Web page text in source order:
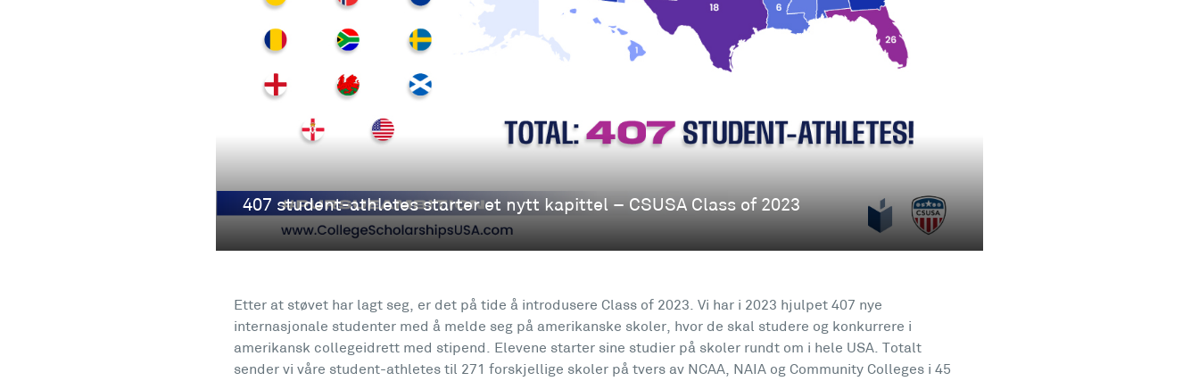
Etter at støvet har lagt seg, er det på tide å introdusere Class of 2023. Vi har i 2023 hjulpet 407 nye
internasjonale studenter med å melde seg på amerikanske skoler, hvor de skal studere og konkurrere i
amerikansk collegeidrett med stipend. Elevene starter sine studier på skoler rundt om i hele USA. Totalt
sender vi våre student-athletes til 271 forskjellige skoler på tvers av NCAA, NAIA og Community Colleges i 45